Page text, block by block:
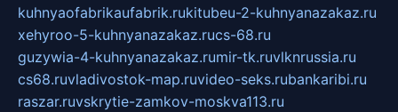
kuhnyaofabrikaufabrik.rukitubeu-2-kuhnyanazakaz.ru
xehyroo-5-kuhnyanazakaz.rucs-68.ru
guzywia-4-kuhnyanazakaz.rumir-tk.ruvlknrussia.ru
cs68.ruvladivostok-map.ruvideo-seks.rubankaribi.ru
raszar.ruvskrytie-zamkov-moskva113.ru